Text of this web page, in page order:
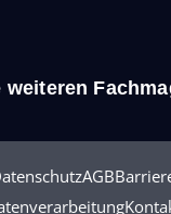
weiteren
AGB